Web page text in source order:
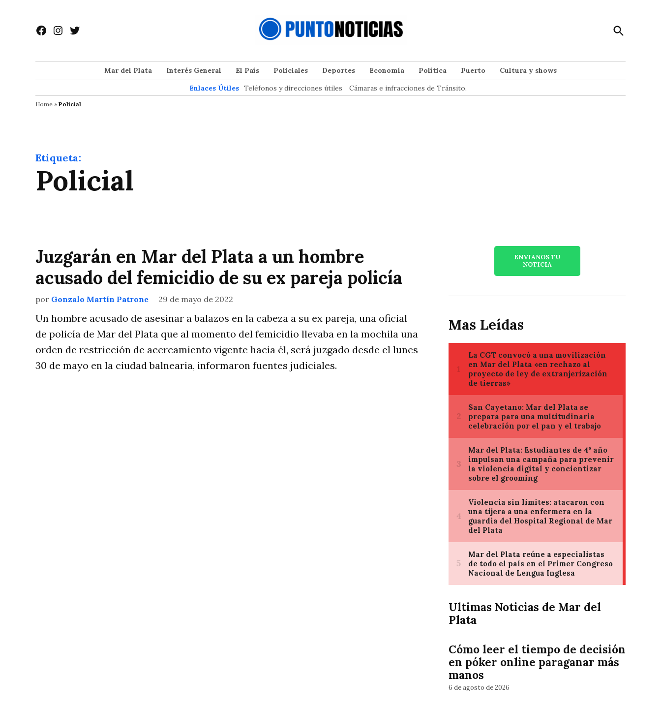
contenido
Facebook
Instagram
Twitter
Open
Search
Mar del Plata Interés General El País Policiales Deportes Economía Política Puerto
Cultura y shows
Enlaces Útiles Teléfonos y direcciones útiles Cámaras e infracciones de Tránsito.
Home » Policial
Etiqueta:
Policial
Juzgarán en Mar del Plata a un hombre
acusado del femicidio de su ex pareja policía
por Gonzalo Martín Patrone 29 de mayo de 2022
Un hombre acusado de asesinar a balazos en la cabeza a su ex pareja, una oficial
de policía de Mar del Plata que al momento del femicidio llevaba en la mochila una
orden de restricción de acercamiento vigente hacia él, será juzgado desde el lunes
30 de mayo en la ciudad balnearia, informaron fuentes judiciales.
ENVIANOS TU
NOTICIA
Mas Leídas
Ultimas Noticias de Mar del
Plata
Cómo leer el tiempo de decisión
en póker online paraganar más
manos
6 de agosto de 2026